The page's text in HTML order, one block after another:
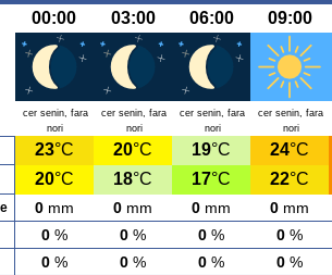
00:00 03:00 06:00 09:00
cer senin, fara
nori
cer senin, fara
nori
cer senin, fara
nori
cer senin, fara
nori
23°C 20°C 19°C 24°C
20°C 18°C 17°C 22°C
0 mm 0 mm 0 mm 0 mm
0 % 0 % 0 % 0 %
0 % 0 % 0 % 0 %